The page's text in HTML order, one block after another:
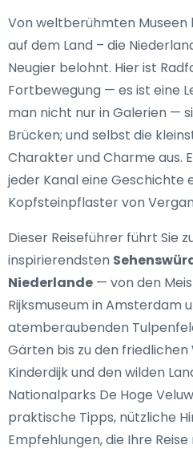
Von weltberühmten Museen
auf dem Land – die
Neugier belohnt. Hier ist
Fortbewegung — es ist eine
man nicht nur in Galerien —
Brücken; und selbst die
Charakter und Charme aus.
jeder Kanal eine Geschichte
Kopfsteinpflaster von
Dieser Reiseführer führt Sie
inspirierendsten
Niederlande — von den
Rijksmuseum in Amsterdam
atemberaubenden
Gärten bis zu den
Kinderdijk und den wilden
Nationalparks De Hoge
praktische Tipps, nützliche
Empfehlungen, die Ihre